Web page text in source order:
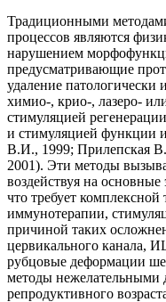
Традиционными
процессов являются
нарушением
предусматривающие
удаление
химио-, крио-, лазеро-
стимуляцией
и стимуляцией функции
В.И., 1999; Прилепская
2001). Эти методы
воздействуя на
что требует
иммунотерапии,
причиной таких
цервикального канала,
рубцовые деформации
методы нежелательными
репродуктивного